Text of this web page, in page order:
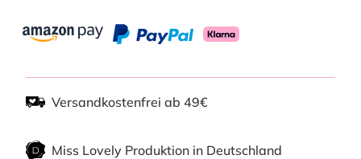
Versandkostenfrei ab 49€
Miss Lovely Produktion in Deutschland